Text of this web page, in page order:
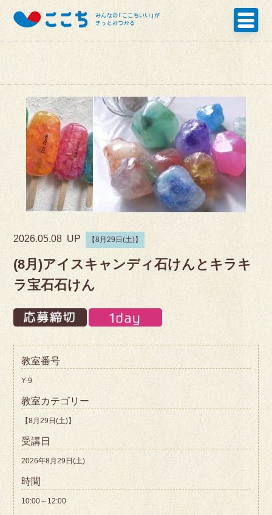
2026.05.08 UP 【8月29日(土)】
(8月)アイスキャンディ石けんとキラキ
ラ宝石石けん
教室番号
Y-9
教室カテゴリー
【8月29日(土)】
受講日
2026年8月29日(土)
時間
10:00～12:00